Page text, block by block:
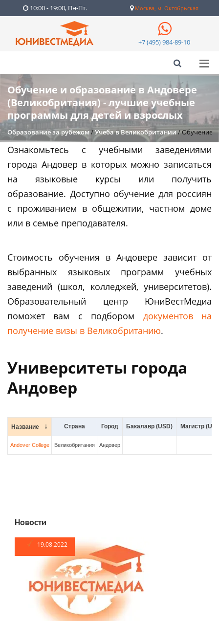
10:00 - 19:00, Пн-Пт. Москва, м. Октябрьская
+7 (495) 984-89-10
Обучение и образование в Андовере
(Великобритания) - лучшие учебные
программы для детей и взрослых
Образование за рубежом/Учеба в Великобритании/Обучение и
Ознакомьтесь с учебными заведениями
города Андовер в которых можно записаться
на языковые курсы или получить
образование. Доступно обучение для россиян
с проживанием в общежитии, частном доме
или в семье преподавателя.
Стоимость обучения в Андовере зависит от
выбранных языковых программ учебных
заведений (школ, колледжей, университетов).
Образовательный центр ЮниВестМедиа
поможет вам c подбором документов на
получение визы в Великобританию.
Университеты города
Андовер
Название Страна Город Бакалавр (USD) Магистр
Andover College Великобритания Андовер
Новости
19.08.2022